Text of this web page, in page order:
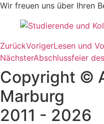
Wir freuen uns über Ihren
ZurückVorigerLesen und
NächsterAbschlussfeier
Copyright ©
Marburg
2011 - 2026